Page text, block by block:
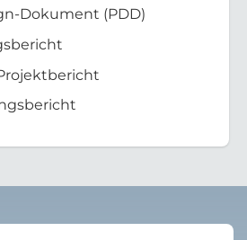
Dokument (PDD)